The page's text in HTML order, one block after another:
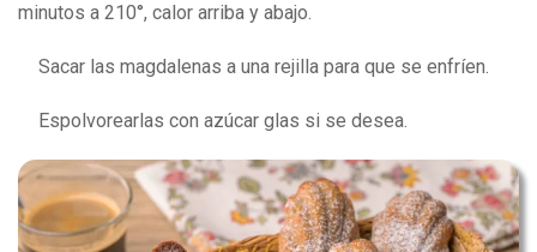
minutos a 210°, calor arriba y abajo.
Sacar las magdalenas a una rejilla para que se enfríen.
Espolvorearlas con azúcar glas si se desea.